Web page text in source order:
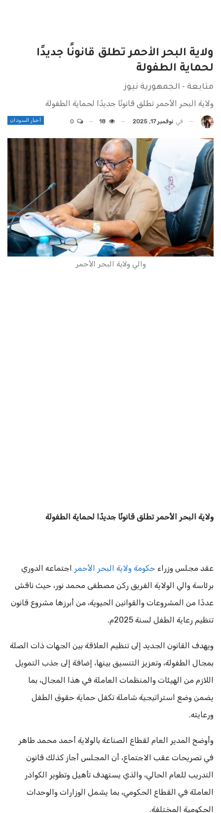
ولاية البحر الأحمر تطلق قانونًا جديدًا
لحماية الطفولة
متابعة - الجمهورية نيوز
ولاية البحر الأحمر تطلق قانونًا جديدًا لحماية الطفولة
أخبار السودان في نوفمبر 17, 2025 18
والي ولاية البحر الأحمر
ولاية البحر الأحمر تطلق قانونًا جديدًا لحماية الطفولة
عقد مجلس وزراء حكومة ولاية البحر الأحمر اجتماعه الدوري
برئاسة والي الولاية الفريق ركن مصطفى محمد نور، حيث ناقش
عددًا من المشروعات والقوانين الحيوية، من أبرزها مشروع قانون
تنظيم رعاية الطفل لسنة 2025م.
ويهدف القانون الجديد إلى تنظيم العلاقة بين الجهات ذات الصلة
بمجال الطفولة، وتعزيز التنسيق بينها، إضافة إلى جذب التمويل
اللازم من الهيئات والمنظمات العاملة في هذا المجال، بما
يضمن وضع استراتيجية شاملة تكفل حماية حقوق الطفل
ورعايته.
وأوضح المدير العام لقطاع الصناعة بالولاية أحمد محمد طاهر
في تصريحات عقب الاجتماع، أن المجلس أجاز كذلك قانون
التدريب للعام الحالي، والذي يستهدف تأهيل وتطوير الكوادر
العاملة في القطاع الحكومي، بما يشمل الوزارات والوحدات
الحكومية المختلفة.